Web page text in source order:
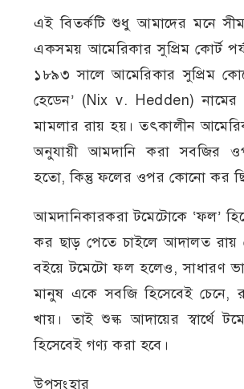
এই বিতর্কটি শুধু আমাদের মনে
একসময় আমেরিকার সুপ্রিম কোর্ট
১৮৯৩ সালে আমেরিকার সুপ্রিম
হেডেন’ (Nix v. Hedden) নামের
মামলার রায় হয়। তৎকালীন
অনুযায়ী আমদানি করা সবজির
হতো, কিন্তু ফলের ওপর কোনো কর
আমদানিকারকরা টমেটোকে ‘ফল’
কর ছাড় পেতে চাইলে আদালত রায়
বইয়ে টমেটো ফল হলেও, সাধারণ
মানুষ একে সবজি হিসেবেই চেনে,
খায়। তাই শুল্ক আদায়ের স্বার্থে
হিসেবেই গণ্য করা হবে।
উপসংহার